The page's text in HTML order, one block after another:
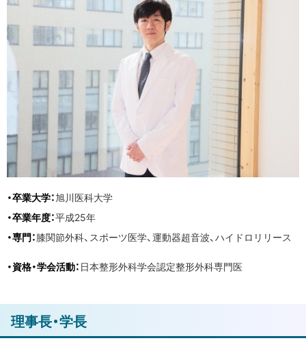
・卒業大学：旭川医科大学
・卒業年度：平成25年
・専門：膝関節外科、スポーツ医学、運動器超音波、ハイドロリリース
・資格・学会活動： 日本整形外科学会認定整形外科専門医
ト
ッ
理事長・学長